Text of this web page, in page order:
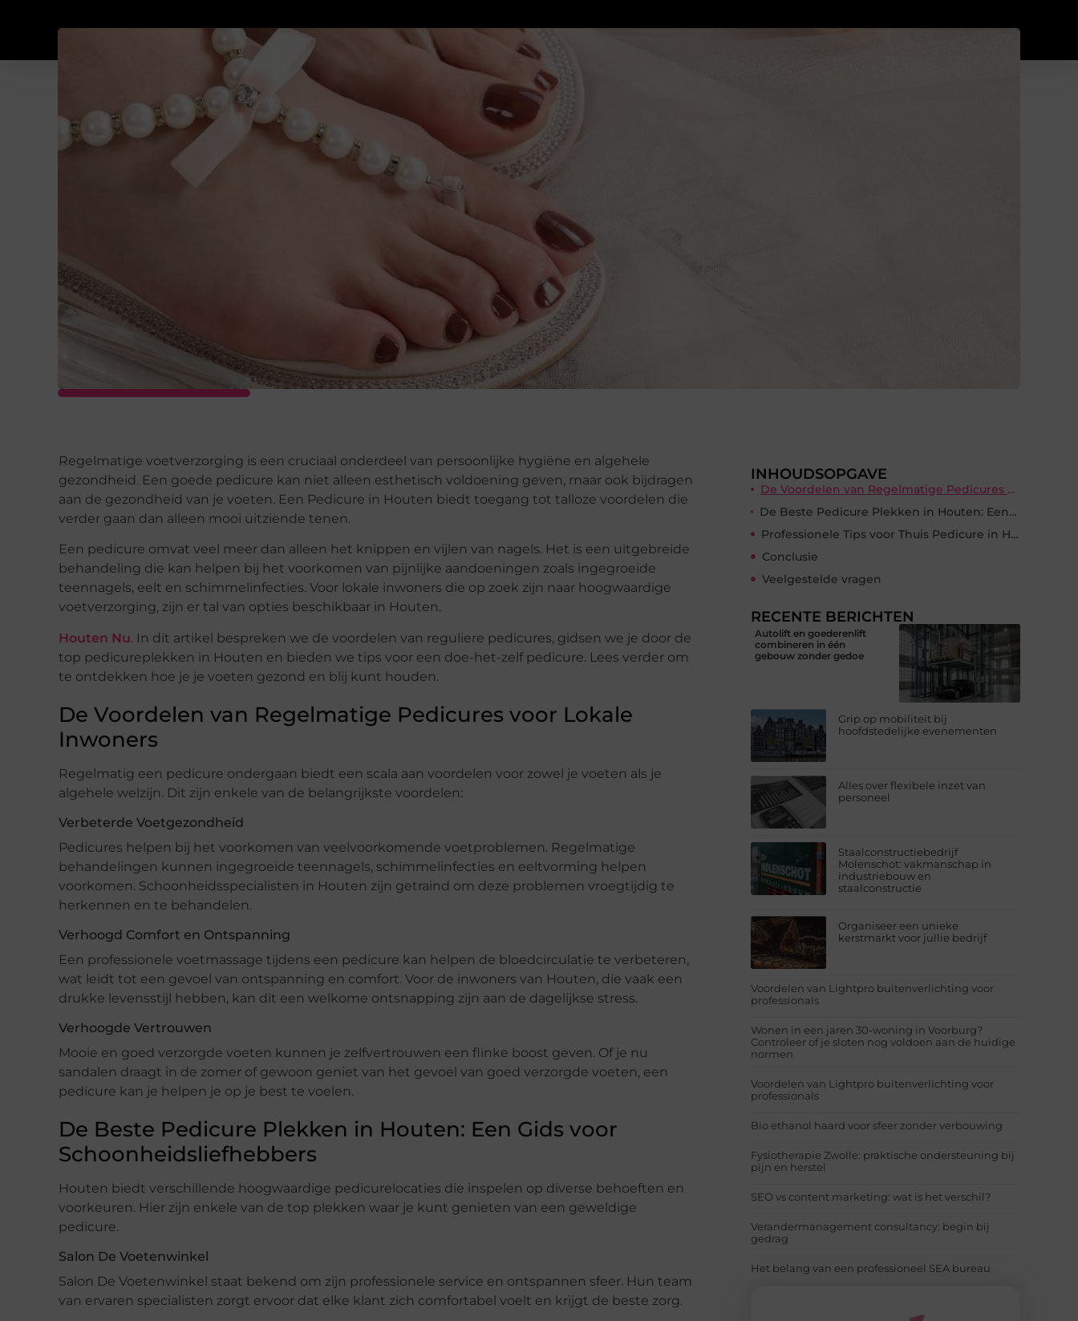
Regelmatige voetverzorging is een cruciaal onderdeel van persoonlijke hygiëne en algehele
gezondheid. Een goede pedicure kan niet alleen esthetisch voldoening geven, maar ook bijdragen
aan de gezondheid van je voeten. Een Pedicure in Houten biedt toegang tot talloze voordelen die
verder gaan dan alleen mooi uitziende tenen.
Een pedicure omvat veel meer dan alleen het knippen en vijlen van nagels. Het is een uitgebreide
behandeling die kan helpen bij het voorkomen van pijnlijke aandoeningen zoals ingegroeide
teennagels, eelt en schimmelinfecties. Voor lokale inwoners die op zoek zijn naar hoogwaardige
voetverzorging, zijn er tal van opties beschikbaar in Houten.
Houten Nu. In dit artikel bespreken we de voordelen van reguliere pedicures, gidsen we je door de
top pedicureplekken in Houten en bieden we tips voor een doe-het-zelf pedicure. Lees verder om
te ontdekken hoe je je voeten gezond en blij kunt houden.
De Voordelen van Regelmatige Pedicures voor Lokale
Inwoners
Regelmatig een pedicure ondergaan biedt een scala aan voordelen voor zowel je voeten als je
algehele welzijn. Dit zijn enkele van de belangrijkste voordelen:
Verbeterde Voetgezondheid
Pedicures helpen bij het voorkomen van veelvoorkomende voetproblemen. Regelmatige
behandelingen kunnen ingegroeide teennagels, schimmelinfecties en eeltvorming helpen
voorkomen. Schoonheidsspecialisten in Houten zijn getraind om deze problemen vroegtijdig te
herkennen en te behandelen.
Verhoogd Comfort en Ontspanning
Een professionele voetmassage tijdens een pedicure kan helpen de bloedcirculatie te verbeteren,
wat leidt tot een gevoel van ontspanning en comfort. Voor de inwoners van Houten, die vaak een
drukke levensstijl hebben, kan dit een welkome ontsnapping zijn aan de dagelijkse stress.
Verhoogde Vertrouwen
Mooie en goed verzorgde voeten kunnen je zelfvertrouwen een flinke boost geven. Of je nu
sandalen draagt in de zomer of gewoon geniet van het gevoel van goed verzorgde voeten, een
pedicure kan je helpen je op je best te voelen.
De Beste Pedicure Plekken in Houten: Een Gids voor
Schoonheidsliefhebbers
Houten biedt verschillende hoogwaardige pedicurelocaties die inspelen op diverse behoeften en
voorkeuren. Hier zijn enkele van de top plekken waar je kunt genieten van een geweldige
pedicure.
Salon De Voetenwinkel
Salon De Voetenwinkel staat bekend om zijn professionele service en ontspannen sfeer. Hun team
van ervaren specialisten zorgt ervoor dat elke klant zich comfortabel voelt en krijgt de beste zorg.
INHOUDSOPGAVE
De Voordelen van Regelmatige Pedicures voor Lokale Inwoners
De Beste Pedicure Plekken in Houten: Een Gids voor Schoonheidsliefhebbers
Professionele Tips voor Thuis Pedicure in Houten
Conclusie
Veelgestelde vragen
RECENTE BERICHTEN
Autolift en goederenlift
combineren in één
gebouw zonder gedoe
Grip op mobiliteit bij
hoofdstedelijke evenementen
Alles over flexibele inzet van
personeel
Staalconstructiebedrijf
Molenschot: vakmanschap in
industriebouw en
staalconstructie
Organiseer een unieke
kerstmarkt voor jullie bedrijf
Voordelen van Lightpro buitenverlichting voor
professionals
Wonen in een jaren 30-woning in Voorburg?
Controleer of je sloten nog voldoen aan de huidige
normen
Voordelen van Lightpro buitenverlichting voor
professionals
Bio ethanol haard voor sfeer zonder verbouwing
Fysiotherapie Zwolle: praktische ondersteuning bij
pijn en herstel
SEO vs content marketing: wat is het verschil?
Verandermanagement consultancy: begin bij
gedrag
Het belang van een professioneel SEA bureau